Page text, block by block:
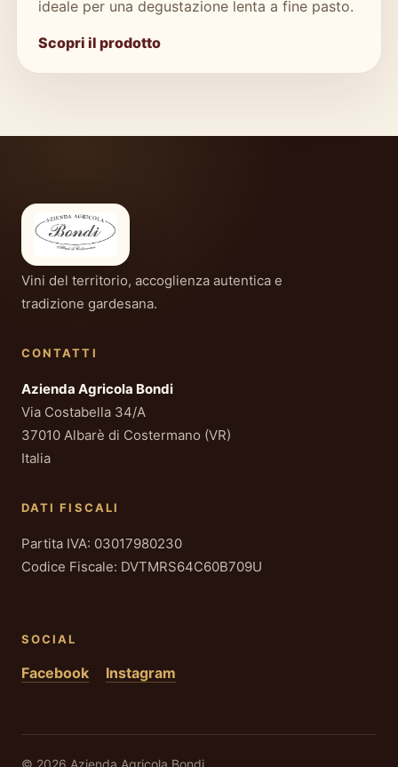
ideale per una degustazione lenta a fine pasto.
Scopri il prodotto
Vini del territorio, accoglienza autentica e
tradizione gardesana.
CONTATTI
Azienda Agricola Bondi
Via Costabella 34/A
37010 Albarè di Costermano (VR)
Italia
DATI FISCALI
Partita IVA: 03017980230
Codice Fiscale: DVTMRS64C60B709U
SOCIAL
Facebook Instagram